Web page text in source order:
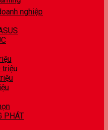
nghiệp
triệu
PHÁT